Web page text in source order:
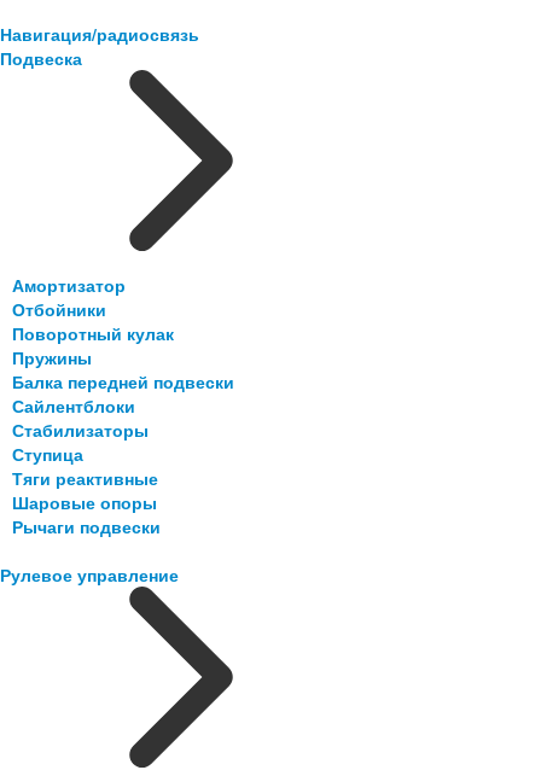
Навигация/радиосвязь
Подвеска
Амортизатор
Отбойники
Поворотный кулак
Пружины
Балка передней подвески
Сайлентблоки
Стабилизаторы
Ступица
Тяги реактивные
Шаровые опоры
Рычаги подвески
Рулевое управление